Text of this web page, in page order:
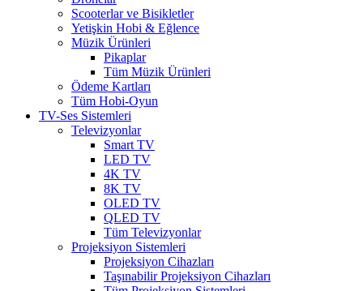
Scooterlar ve Bisikletler
Yetişkin Hobi & Eğlence
Müzik Ürünleri
Pikaplar
Tüm Müzik Ürünleri
Ödeme Kartları
Tüm Hobi-Oyun
TV-Ses Sistemleri
Televizyonlar
Smart TV
LED TV
4K TV
8K TV
OLED TV
QLED TV
Tüm Televizyonlar
Projeksiyon Sistemleri
Projeksiyon Cihazları
Taşınabilir Projeksiyon Cihazları